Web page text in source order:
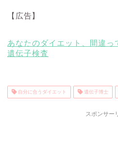
【広告】
あなたのダイエット、間違
遺伝子検査
自分に合うダイエット 遺伝子博士
スポンサー